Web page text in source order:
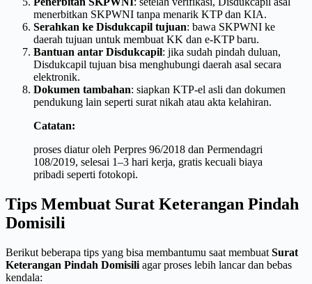
menerbitkan SKPWNI tanpa menarik KTP dan KIA.
Serahkan ke Disdukcapil tujuan: bawa SKPWNI ke
daerah tujuan untuk membuat KK dan e-KTP baru.
Bantuan antar Disdukcapil: jika sudah pindah duluan,
Disdukcapil tujuan bisa menghubungi daerah asal secara
elektronik.
Dokumen tambahan: siapkan KTP-el asli dan dokumen
pendukung lain seperti surat nikah atau akta kelahiran.
Catatan:
proses diatur oleh Perpres 96/2018 dan Permendagri
108/2019, selesai 1–3 hari kerja, gratis kecuali biaya
pribadi seperti fotokopi.
Tips Membuat Surat Keterangan Pindah
Domisili
Berikut beberapa tips yang bisa membantumu saat membuat Surat
Keterangan Pindah Domisili agar proses lebih lancar dan bebas
kendala: